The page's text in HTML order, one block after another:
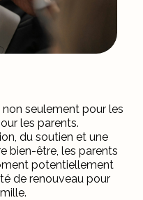
seulement pour les
les parents.
du soutien et une
bien-être, les parents
potentiellement
de renouveau pour